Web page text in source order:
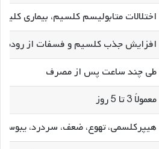
اختلالات متابولیسم کلسیم، بیماری
افزایش جذب کلسیم و فسفات از روده،
طی چند ساعت پس از مصرف
معمولاً 3 تا 5 روز
هیپرکلسمی، تهوع، ضعف، سردرد،